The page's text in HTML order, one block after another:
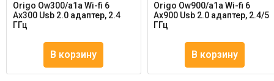
Origo Ow300/a1a Wi-fi 6
Ax300 Usb 2.0 адаптер, 2.4
ГГц
В корзину
Origo Ow900/a1a Wi-fi 6
Ax900 Usb 2.0 адаптер, 2.4/5
ГГц
В корзину